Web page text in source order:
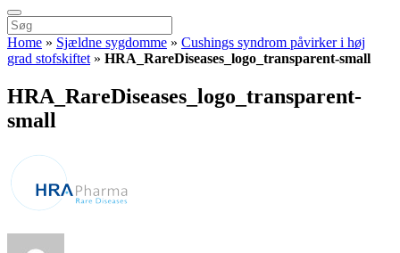
Home » Sjældne sygdomme » Cushings syndrom påvirker i høj
grad stofskiftet » HRA_RareDiseases_logo_transparent-small
HRA_RareDiseases_logo_transparent-
small